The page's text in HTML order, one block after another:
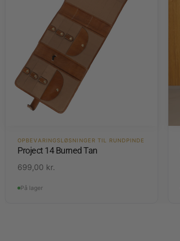
OPBEVARINGSLØSNINGER TIL RUNDPINDE
Project 14 Burned Tan
699,00 kr.
På lager